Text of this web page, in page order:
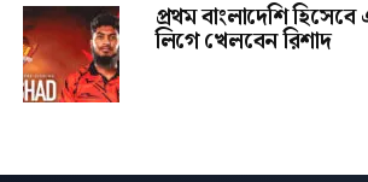
প্রথম বাংলাদেশি
লিগে খেলবেন রিশাদ